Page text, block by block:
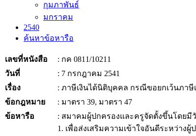
กุมภาพันธ์
มกราคม
2540
ค้นหาข้อหารือ
เลขที่หนังสือ
: กค 0811/10211
วันที่
: 7 กรกฎาคม 2541
เรื่อง
: ภาษีเงินได้นิติบุคคล กรณีขอยกเว้นภาษี
ข้อกฎหมาย
: มาตรา 39, มาตรา 47
ข้อหารือ
: สมาคมผู้ปกครองและครูจัดตั้งขึ้นโดยมี
1. เพื่อส่งเสริมความเข้าใจอันดีระหว่าง